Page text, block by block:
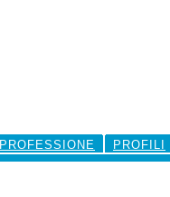
PROFESSIONE PROFILI